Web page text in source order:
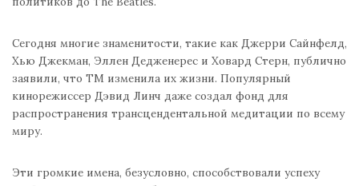
Сегодня многие знаменитости, такие как Джерри Сайнфелд,
Хью Джекман, Эллен Дедженерес и Ховард Стерн, публично
заявили, что ТМ изменила их жизни. Популярный
кинорежиссер Дэвид Линч даже создал фонд для
распространения трансцендентальной медитации по всему
миру.
Эти громкие имена, безусловно, способствовали успеху